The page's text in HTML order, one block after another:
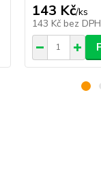
143 Kč/ks
143 Kč bez DPH